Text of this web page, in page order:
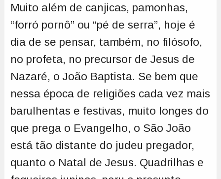
Muito além de canjicas, pamonhas,
“forró pornô” ou “pé de serra”, hoje é
dia de se pensar, também, no filósofo,
no profeta, no precursor de Jesus de
Nazaré, o João Baptista. Se bem que
nessa época de religiões cada vez mais
barulhentas e festivas, muito longes do
que prega o Evangelho, o São João
está tão distante do judeu pregador,
quanto o Natal de Jesus. Quadrilhas e